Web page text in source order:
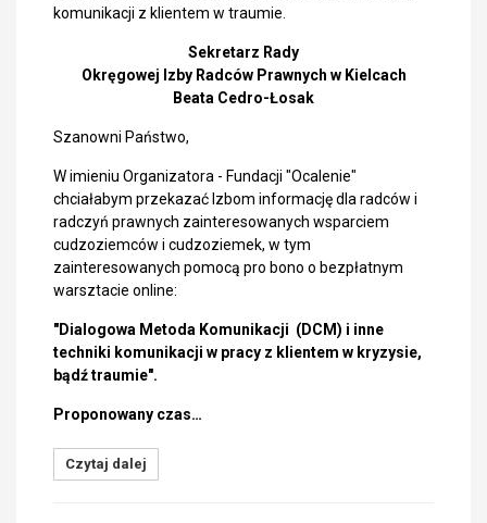
komunikacji z klientem w traumie.
Sekretarz Rady
Okręgowej Izby Radców Prawnych w Kielcach
Beata Cedro-Łosak
Szanowni Państwo,
W imieniu Organizatora - Fundacji "Ocalenie"
chciałabym przekazać Izbom informację dla radców i
radczyń prawnych zainteresowanych wsparciem
cudzoziemców i cudzoziemek, w tym
zainteresowanych pomocą pro bono o bezpłatnym
warsztacie online:
"Dialogowa Metoda Komunikacji (DCM) i inne
techniki komunikacji w pracy z klientem w kryzysie,
bądź traumie".
Proponowany czas…
Czytaj dalej